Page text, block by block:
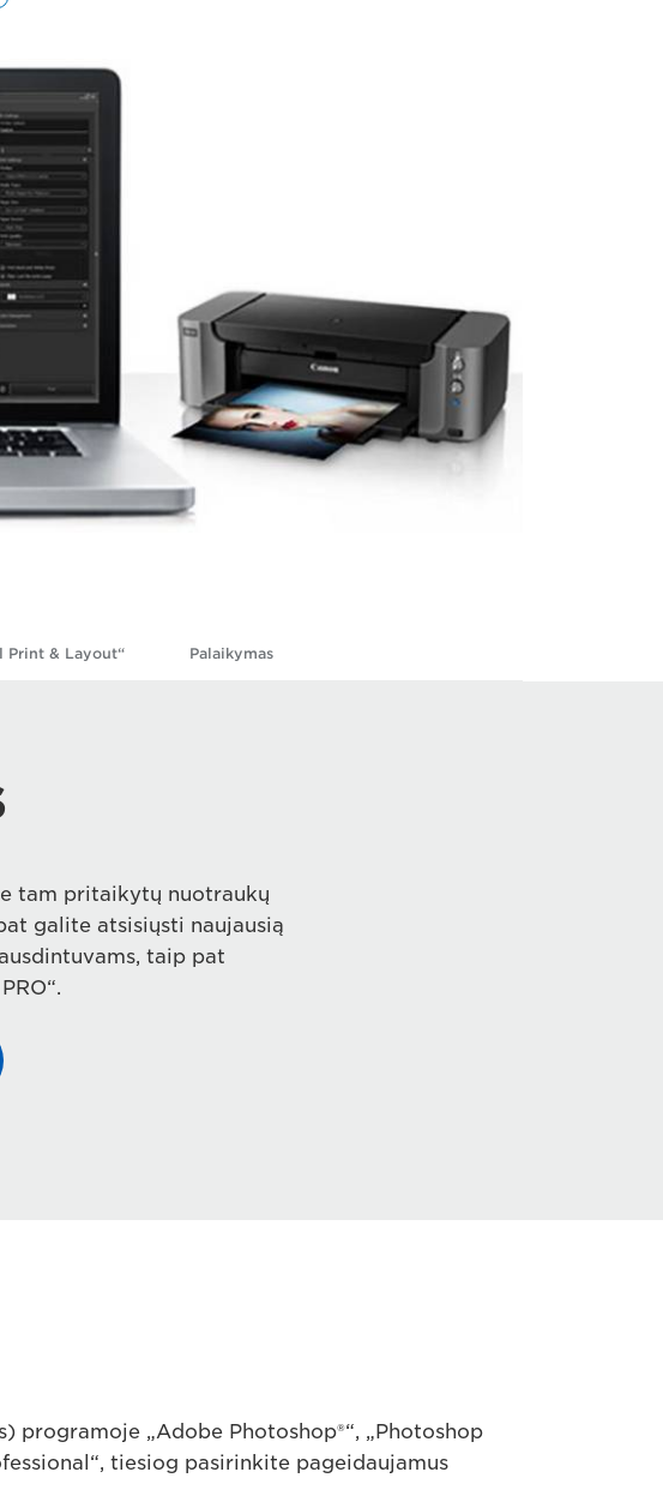
Print & Layout“ Palaikymas
tam pritaikytų nuotraukų
galite atsisiųsti naujausią
taip pat
„Adobe Photoshop®“, „Photoshop
tiesiog pasirinkite pageidaujamus